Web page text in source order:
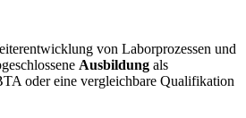
von Laborprozessen und
Ausbildung als
oder eine vergleichbare Qualifikation